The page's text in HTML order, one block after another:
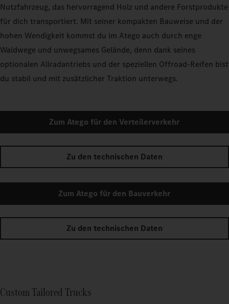
Nutzfahrzeug, das hervorragend Holz und andere Forstprodukte
für dich transportiert. Mit seiner kompakten Bauweise und der
hohen Wendigkeit kommst du im Atego auch durch enge
Waldwege und unwegsames Gelände, denn dank seines
optionalen Allradantriebs und der speziellen Offroad-Reifen bist
du stabil und mit zusätzlicher Traktion unterwegs.
Zum Atego für den Verteilerverkehr
Zu den technischen Daten
Zum Atego für den Bauverkehr
Zu den technischen Daten
Custom Tailored Trucks